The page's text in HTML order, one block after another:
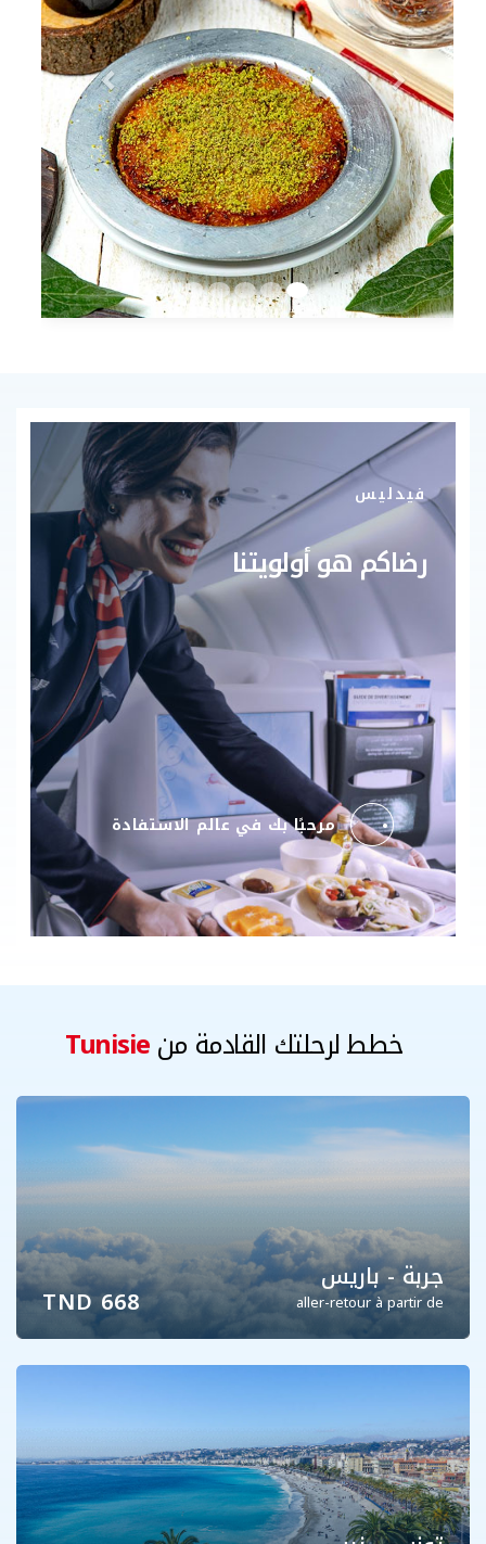
فيدليس
رضاكم هو أولويتنا
مرحبًا بك في عالم الاستفادة
خطط لرحلتك القادمة منTunisie
جربة - باريس
aller-retour à partir de
668 TND